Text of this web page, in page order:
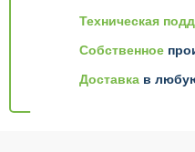
Техническая
Собственное
Доставка в